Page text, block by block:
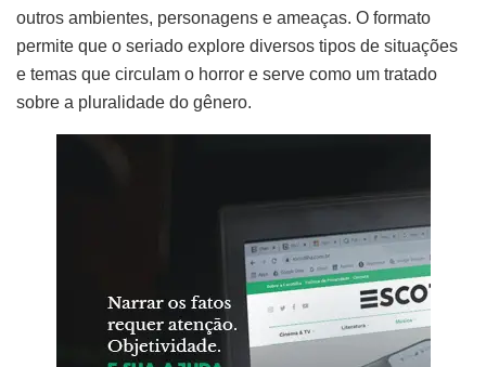
outros ambientes, personagens e ameaças. O formato
permite que o seriado explore diversos tipos de situações
e temas que circulam o horror e serve como um tratado
sobre a pluralidade do gênero.